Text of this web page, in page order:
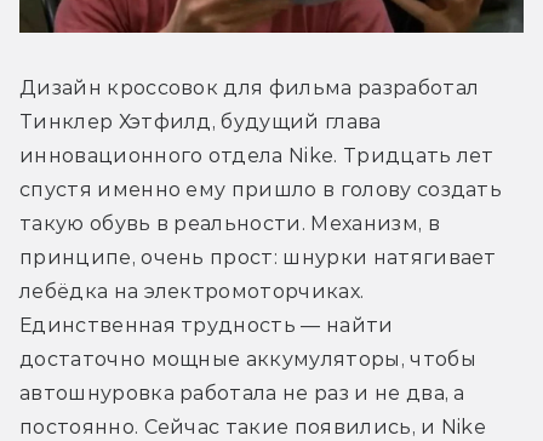
Дизайн кроссовок для фильма разработал
Тинклер Хэтфилд, будущий глава
инновационного отдела Nike. Тридцать лет
спустя именно ему пришло в голову создать
такую обувь в реальности. Механизм, в
принципе, очень прост: шнурки натягивает
лебёдка на электромоторчиках.
Единственная трудность — найти
достаточно мощные аккумуляторы, чтобы
автошнуровка работала не раз и не два, а
постоянно. Сейчас такие появились, и Nike